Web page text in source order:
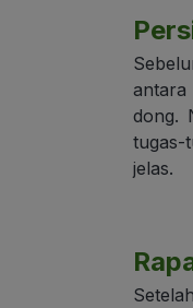
antara
dong.
tugas-
jelas.